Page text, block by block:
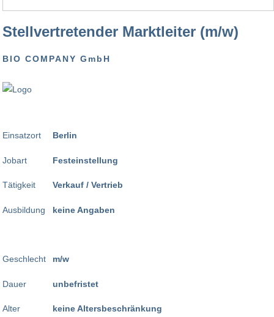
Stellvertretender Marktleiter (m/w)
BIO COMPANY GmbH
Einsatzort
Jobart
Tätigkeit
Ausbildung
Geschlecht
Dauer
Alter
Berlin
Festeinstellung
Verkauf / Vertrieb
keine Angaben
m/w
unbefristet
keine Altersbeschränkung